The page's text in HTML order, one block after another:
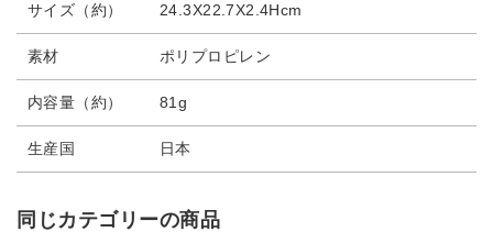
サイズ（約） 24.3X22.7X2.4Hcm
素材 ポリプロピレン
内容量（約） 81g
生産国 日本
同じカテゴリーの商品